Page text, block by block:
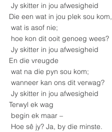
Jy skitter in jou afwesigheid
Die een wat in jou plek sou kom,
wat is asof nie;
hoe kon dit ooit genoeg wees?
Jy skitter in jou afwesigheid
En die vreugde
wat na die pyn sou kom;
wanneer kan ons dit verwag?
Jy skitter in jou afwesigheid
Terwyl ek wag
begin ek maar –
Hoe sê jy? Ja, by die minste.